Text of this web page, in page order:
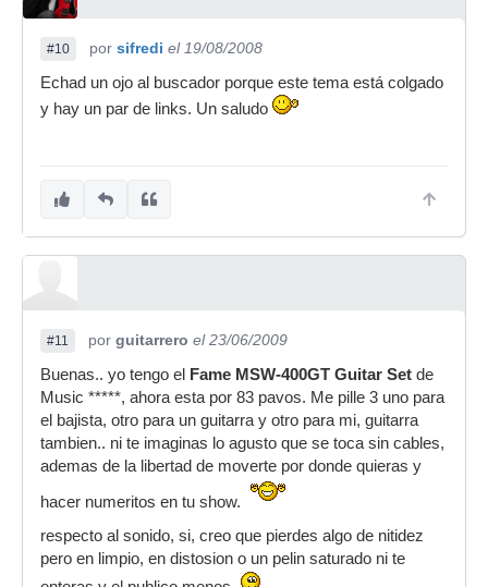
#10 por sifredi el 19/08/2008
Echad un ojo al buscador porque este tema está colgado
y hay un par de links. Un saludo
#11 por guitarrero el 23/06/2009
Buenas.. yo tengo el
Fame MSW-400GT Guitar Set de
Music *****, ahora esta por 83 pavos. Me pille 3 uno para
el bajista, otro para un guitarra y otro para mi, guitarra
tambien.. ni te imaginas lo agusto que se toca sin cables,
ademas de la libertad de moverte por donde quieras y
hacer numeritos en tu show.
respecto al sonido, si, creo que pierdes algo de nitidez
pero en limpio, en distosion o un pelin saturado ni te